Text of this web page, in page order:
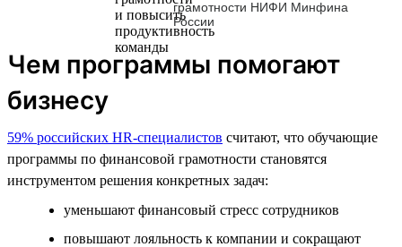
грамотности НИФИ Минфина
России
Чем программы помогают
бизнесу
59% российских HR-специалистов считают, что обучающие
программы по финансовой грамотности становятся
инструментом решения конкретных задач:
уменьшают финансовый стресс сотрудников
повышают лояльность к компании и сокращают